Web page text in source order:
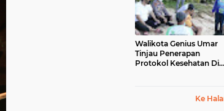
Walikota Genius Umar
Tinjau Penerapan
Protokol Kesehatan Di
Ke